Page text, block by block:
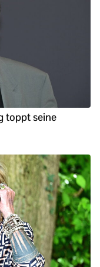
toppt seine